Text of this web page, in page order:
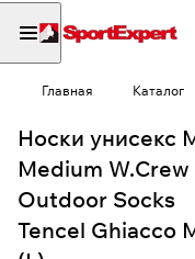
Главная Каталог
Носки унисекс
Medium W.Crew
Outdoor Socks
Tencel Ghiacco